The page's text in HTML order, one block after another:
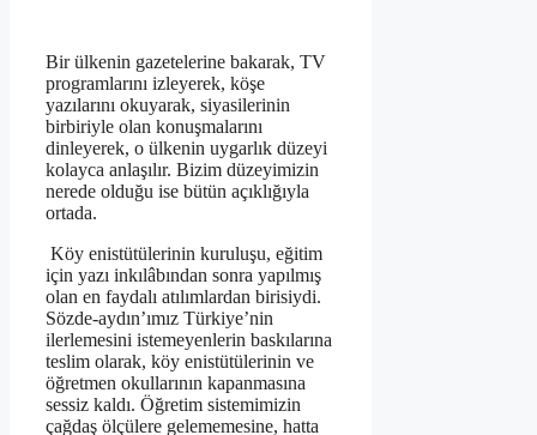
Bir ülkenin gazetelerine bakarak, TV
programlarını izleyerek, köşe
yazılarını okuyarak, siyasilerinin
birbiriyle olan konuşmalarını
dinleyerek, o ülkenin uygarlık düzeyi
kolayca anlaşılır. Bizim düzeyimizin
nerede olduğu ise bütün açıklığıyla
ortada.
Köy enistütülerinin kuruluşu, eğitim
için yazı inkılâbından sonra yapılmış
olan en faydalı atılımlardan birisiydi.
Sözde-aydın’ımız Türkiye’nin
ilerlemesini istemeyenlerin baskılarına
teslim olarak, köy enistütülerinin ve
öğretmen okullarının kapanmasına
sessiz kaldı. Öğretim sistemimizin
çağdaş ölçülere gelememesine, hatta